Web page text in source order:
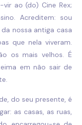
ao (do) Cine Rex;
Acreditem: sou
nossa antiga casa
que nela viveram.
os mais velhos. É
em não sair de
do seu presente, é
as casas, as ruas,